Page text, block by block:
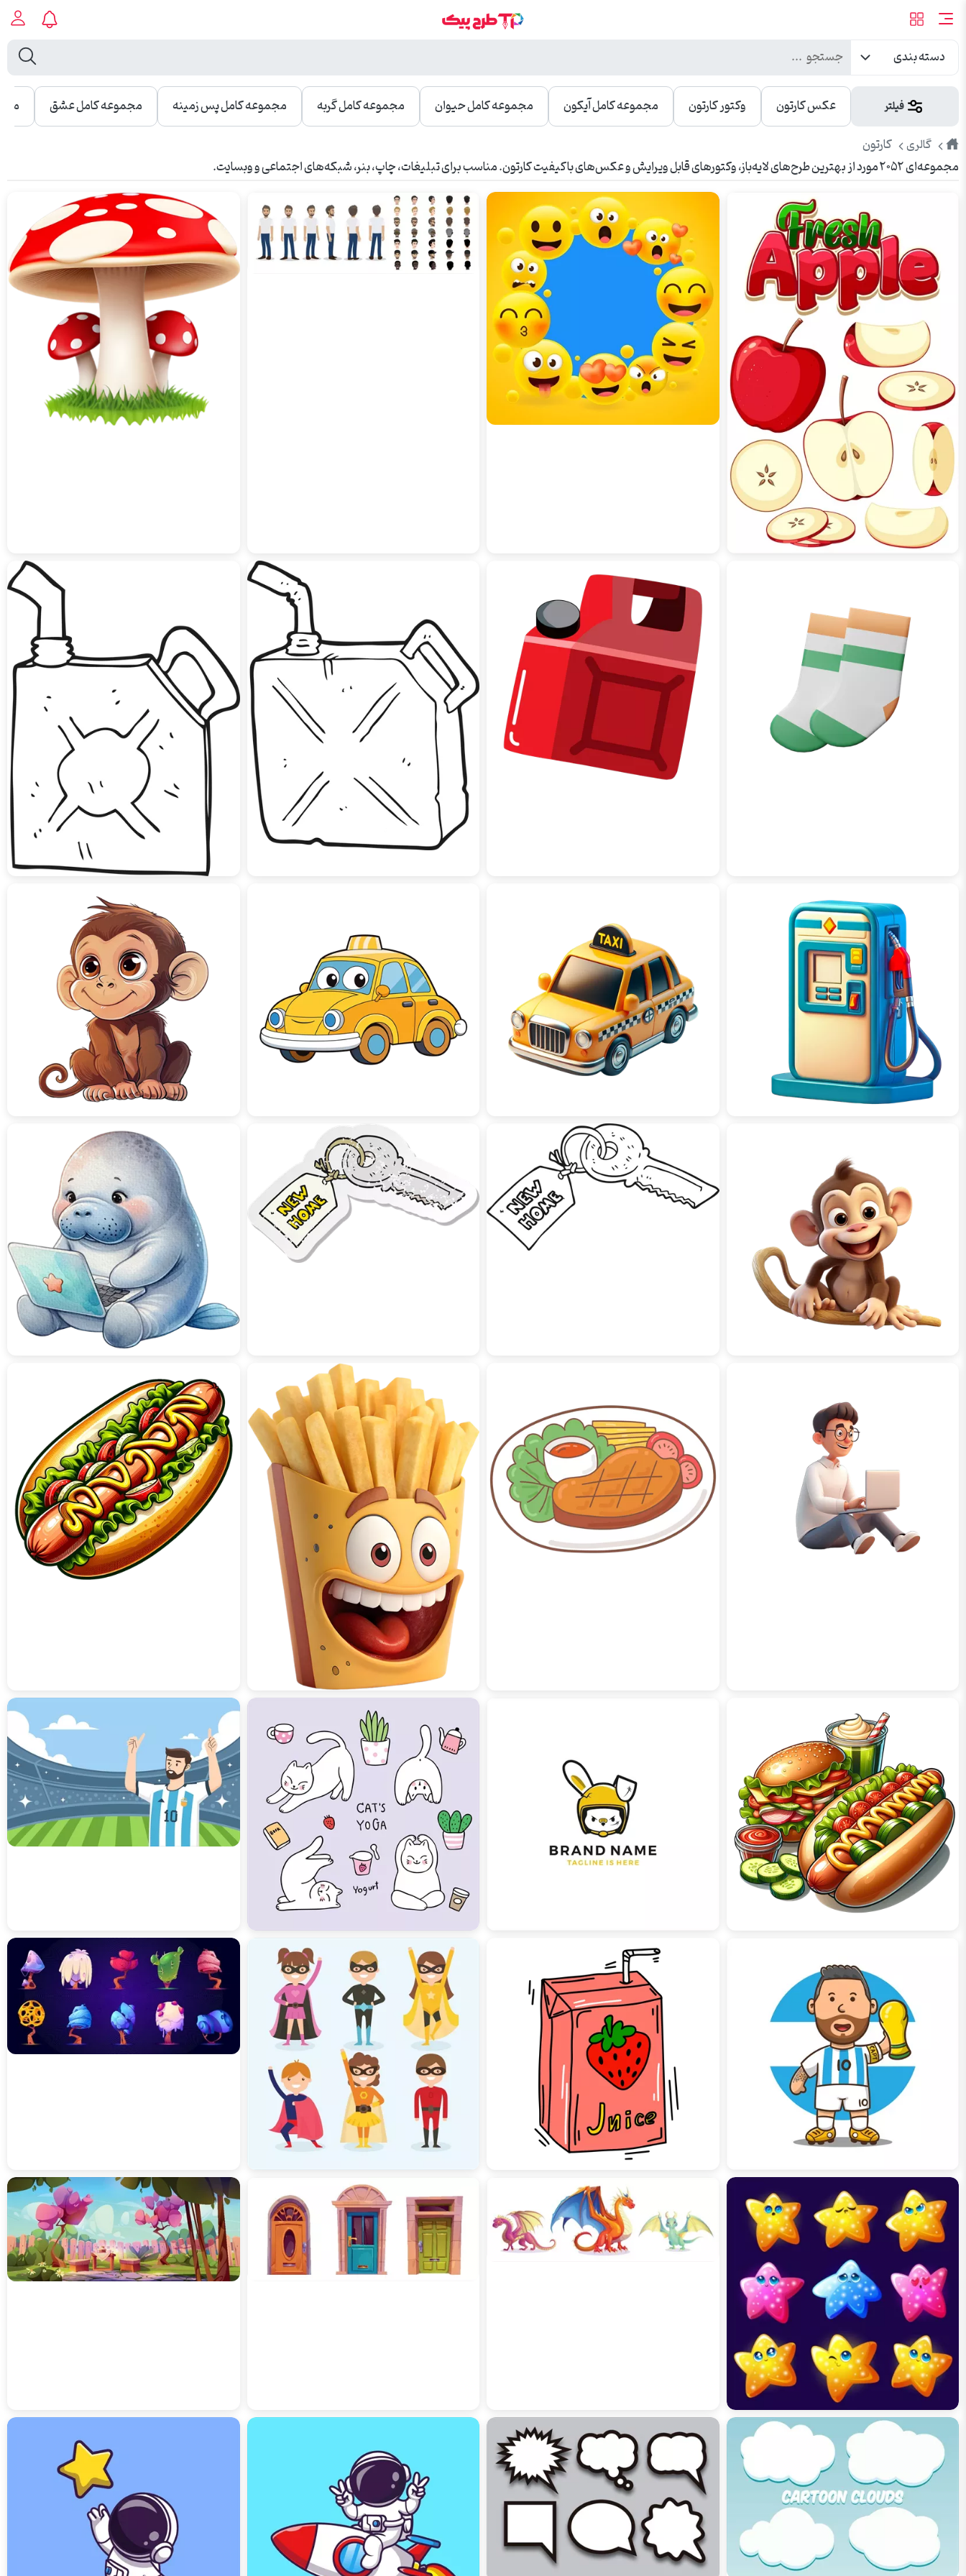
دسته بندی
فیلتر عکس کارتون وکتور کارتون مجموعه کامل آیکون مجموعه کامل حیوان مجموعه کامل گربه مجموعه کامل پس زمینه مجموعه کامل عشق
طرح
پیک
گالری
کارتون
مجموعه‌ای ۲۰۵۲ مورد از بهترین طرح‌های لایه‌باز، وکتورهای قابل ویرایش و عکس‌های باکیفیت کارتون. مناسب برای تبلیغات، چاپ، بنر، شبکه‌های اجتماعی و وبسایت.